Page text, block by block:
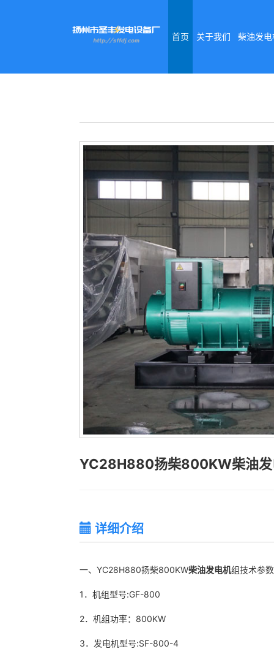
首页 关于我们 柴油发
YC28H880扬柴800KW柴油发
详细介绍
一、YC28H880扬柴800KW柴油发电机组技术参数
1．机组型号:GF-800
2．机组功率：800KW
3．发电机型号:SF-800-4